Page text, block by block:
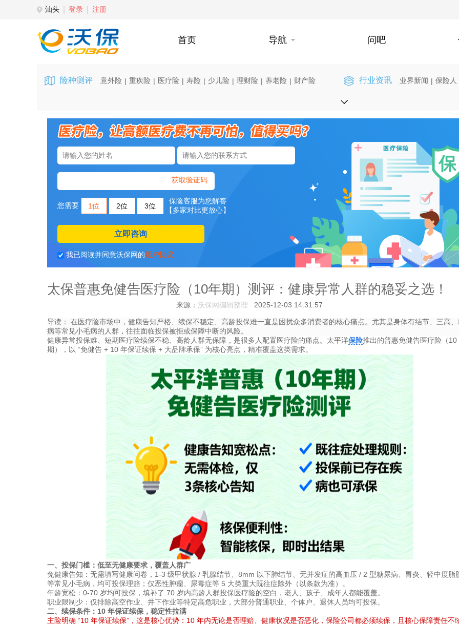
汕头 登录 注册
首页 导航 问吧
险种测评 意外险 | 重疾险 | 医疗险 | 寿险 | 少儿险 | 理财险 | 养老险 | 财产险 行业资讯 业界新闻 | 保险人
获取验证码
您需要 1位 2位 3位
保险客服为您解答
【多家对比更放心】
立即咨询
我已阅读并同意沃保网的用户协议
太保普惠免健告医疗险（10年期）测评：健康异常人群的稳妥之选！
来源： 沃保网编辑整理 2025-12-03 14:31:57
导读：
在医疗险市场中，健康告知严格、续保不稳定、高龄投保难一直是困扰众多消费者的核心痛点。尤其是身体有结节、三高、
病等常见小毛病的人群，往往面临投保被拒或保障中断的风险。
健康异常投保难、短期医疗险续保不稳、高龄人群无保障，是很多人配置医疗险的痛点。太平洋保险推出的普惠免健告医疗险（10
期），以 “免健告 + 10 年保证续保 + 大品牌承保” 为核心亮点，精准覆盖这类需求。
一、投保门槛：低至无健康要求，覆盖人群广
免健康告知：无需填写健康问卷，1-3 级甲状腺 / 乳腺结节、8mm 以下肺结节、无并发症的高血压 / 2 型糖尿病、胃炎、轻中度脂
等常见小毛病，均可投保理赔；仅恶性肿瘤、尿毒症等 5 大类重大既往症除外（以条款为准）。
年龄宽松：0-70 岁均可投保，填补了 70 岁内高龄人群投保医疗险的空白，老人、孩子、成年人都能覆盖。
职业限制少：仅排除高空作业、井下作业等特定高危职业，大部分普通职业、个体户、退休人员均可投保。
二、续保条件：10 年保证续保，稳定性拉满
主险明确 “10 年保证续保”，这是核心优势：10 年内无论是否理赔、健康状况是否恶化，保险公司都必须续保，且核心保障责任不